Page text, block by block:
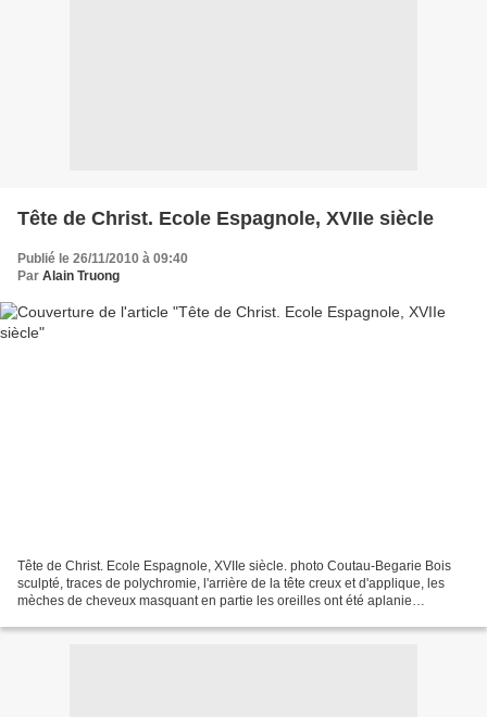
Tête de Christ. Ecole Espagnole, XVIIe siècle
Publié le 26/11/2010 à 09:40
Par Alain Truong
Tête de Christ. Ecole Espagnole, XVIIe siècle. photo Coutau-Begarie Bois
sculpté, traces de polychromie, l'arrière de la tête creux et d'applique, les
mèches de cheveux masquant en partie les oreilles ont été aplanie